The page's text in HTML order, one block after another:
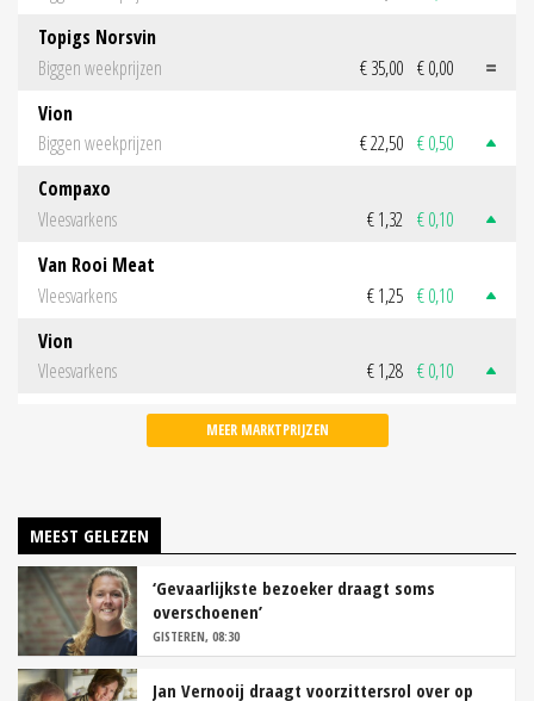
Topigs Norsvin
Biggen weekprijzen
€ 35,00 € 0,00
Vion
Biggen weekprijzen
€ 22,50 € 0,50
Compaxo
Vleesvarkens
€ 1,32 € 0,10
Van Rooi Meat
Vleesvarkens
€ 1,25 € 0,10
Vion
Vleesvarkens
€ 1,28 € 0,10
MEER MARKTPRIJZEN
MEEST GELEZEN
‘Gevaarlijkste bezoeker draagt soms
overschoenen’
GISTEREN, 08:30
Jan Vernooij draagt voorzittersrol over op